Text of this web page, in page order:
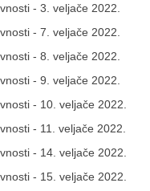
- 3. veljače 2022.
- 7. veljače 2022.
- 8. veljače 2022.
- 9. veljače 2022.
- 10. veljače 2022.
- 11. veljače 2022.
- 14. veljače 2022.
- 15. veljače 2022.